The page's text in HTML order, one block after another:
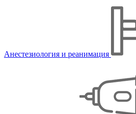
Анестезиология и реанимация